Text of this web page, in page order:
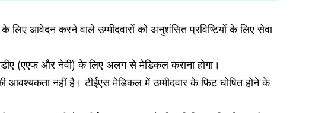
लिए आवेदन करने वाले उम्मीदवारों को अनुशंसित प्रविष्टियों के लिए सेवा
(एएफ और नेवी) के लिए अलग से मेडिकल कराना होगा।
की आवश्यकता नहीं है।टीईएस मेडिकल में उम्मीदवार के फिट घोषित होने के